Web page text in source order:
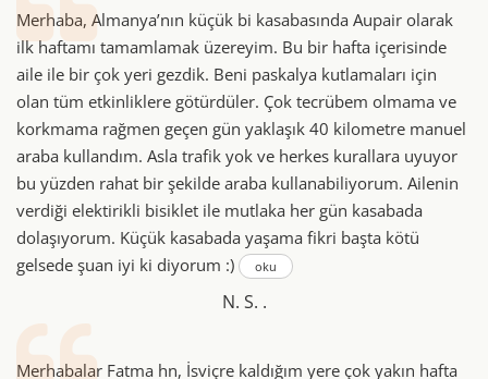
Merhaba, Almanya’nın küçük bi kasabasında Aupair olarak
ilk haftamı tamamlamak üzereyim. Bu bir hafta içerisinde
aile ile bir çok yeri gezdik. Beni paskalya kutlamaları için
olan tüm etkinliklere götürdüler. Çok tecrübem olmama ve
korkmama rağmen geçen gün yaklaşık 40 kilometre manuel
araba kullandım. Asla trafik yok ve herkes kurallara uyuyor
bu yüzden rahat bir şekilde araba kullanabiliyorum. Ailenin
verdiği elektirikli bisiklet ile mutlaka her gün kasabada
dolaşıyorum. Küçük kasabada yaşama fikri başta kötü
gelsede şuan iyi ki diyorum :)
oku
N. S. .
Merhabalar Fatma hn, İsviçre kaldığım yere çok yakın hafta